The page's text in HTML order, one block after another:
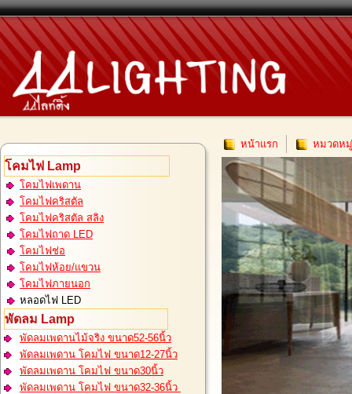
โคมไฟ Lamp
โคมไฟเพดาน
โคมไฟคริสตัล
โคมไฟคริสตัล สลิง
โคมไฟถาด LED
โคมไฟช่อ
โคมไฟห้อย/แขวน
โคมไฟภายนอก
หลอดไฟ LED
พัดลม Lamp
พัดลมเพดานไม้จริง ขนาด52-56นิ้ว
พัดลมเพดาน โคมไฟ ขนาด12-27นิ้ว
พัดลมเพดาน โคมไฟ ขนาด30นิ้ว
พัดลมเพดาน โคมไฟ ขนาด32-36นิ้ว
หน้าแรก หมวดหมู่